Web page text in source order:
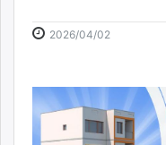
news.mn
zindaa.mn
tovch.mn
ikon.mn
mnb.mn
2026/04/02
12:32:20
13:49:58